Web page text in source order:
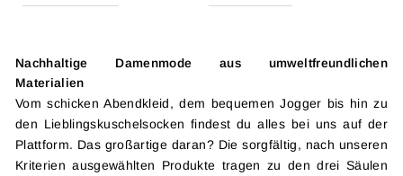
Nachhaltige Damenmode aus umweltfreundlichen
Materialien
Vom schicken Abendkleid, dem bequemen Jogger bis hin zu
den Lieblingskuschelsocken findest du alles bei uns auf der
Plattform. Das großartige daran? Die sorgfältig, nach unseren
Kriterien ausgewählten Produkte tragen zu den drei Säulen